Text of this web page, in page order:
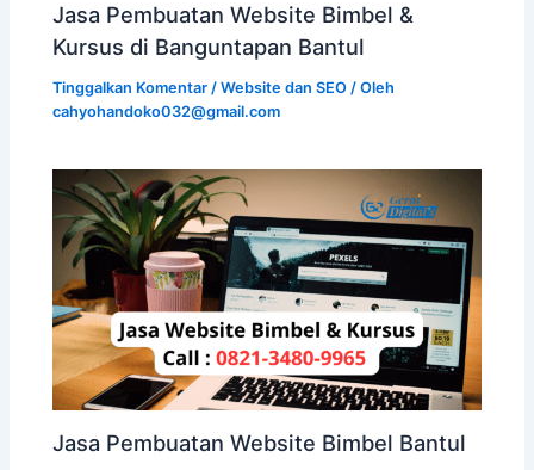
Jasa Pembuatan Website Bimbel &
Kursus di Banguntapan Bantul
Tinggalkan Komentar /Website dan SEO / Oleh
cahyohandoko032@gmail.com
Jasa Pembuatan Website Bimbel Bantul